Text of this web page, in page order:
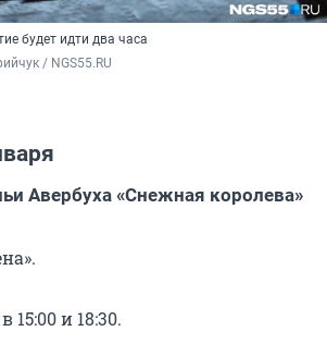
будет идти два часа
/ NGS55.RU
Авербуха «Снежная королева»
15:00 и 18:30.